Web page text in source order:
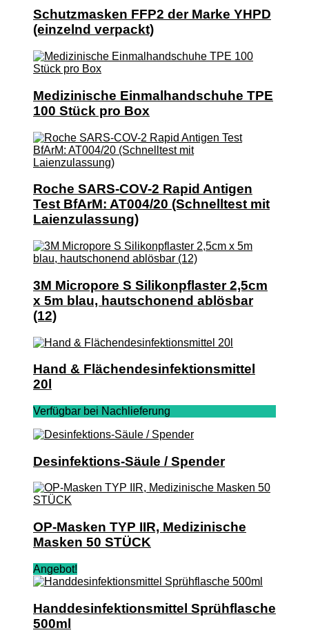
Schutzmasken FFP2 der Marke YHPD
(einzelnd verpackt)
Medizinische Einmalhandschuhe TPE
100 Stück pro Box
Roche SARS-COV-2 Rapid Antigen
Test BfArM: AT004/20 (Schnelltest mit
Laienzulassung)
3M Micropore S Silikonpflaster 2,5cm
x 5m blau, hautschonend ablösbar
(12)
Hand & Flächendesinfektionsmittel
20l
Verfügbar bei Nachlieferung
Desinfektions-Säule / Spender
OP-Masken TYP IIR, Medizinische
Masken 50 STÜCK
Angebot!
Handdesinfektionsmittel Sprühflasche
500ml